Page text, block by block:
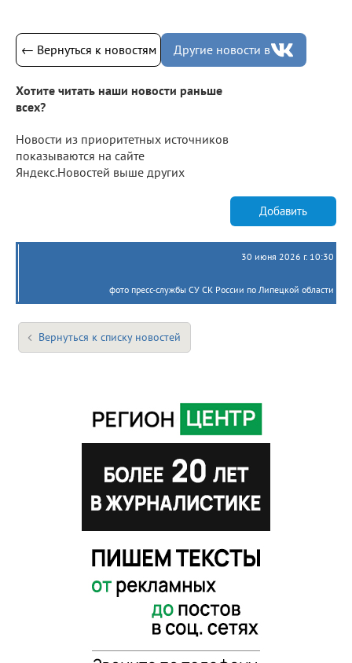
← Вернуться к новостям Другие новости в
Хотите читать наши новости раньше
всех?
Новости из приоритетных источников
показываются на сайте
Яндекс.Новостей выше других
Добавить
30 июня 2026 г. 10:30
фото пресс-службы СУ СК России по Липецкой области
Вернуться к списку новостей